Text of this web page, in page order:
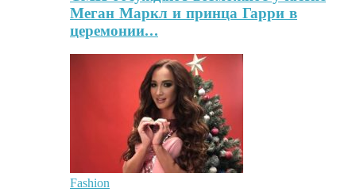
Меган Маркл и принца Гарри в
церемонии…
Fashion